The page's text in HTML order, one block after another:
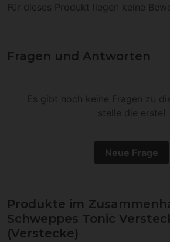
Für dieses Produkt liegen keine
Fragen und Antworten
Es gibt noch keine Fragen zu
stelle die erste!
Neue Frage
Produkte im
Schweppes Tonic
(Verstecke)